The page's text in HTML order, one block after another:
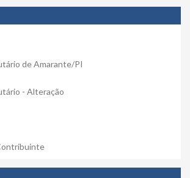
de Amarante/PI
- Alteração